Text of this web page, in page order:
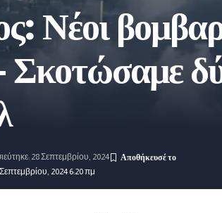
Νέοι
2024 6:20 πμ
28 Σεπτεμβρίου, 2024